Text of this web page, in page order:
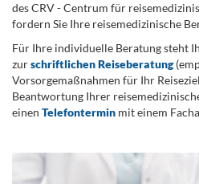
des CRV - Centrum für
fordern Sie Ihre reisemedizinische
Für Ihre individuelle Beratung steht
zurschriftlichen Reiseberatung
Vorsorgemaßnahmen für Ihr
Beantwortung Ihrer
einen Telefontermin mit einem